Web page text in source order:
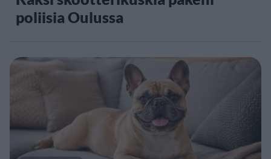
poliisia Oulussa